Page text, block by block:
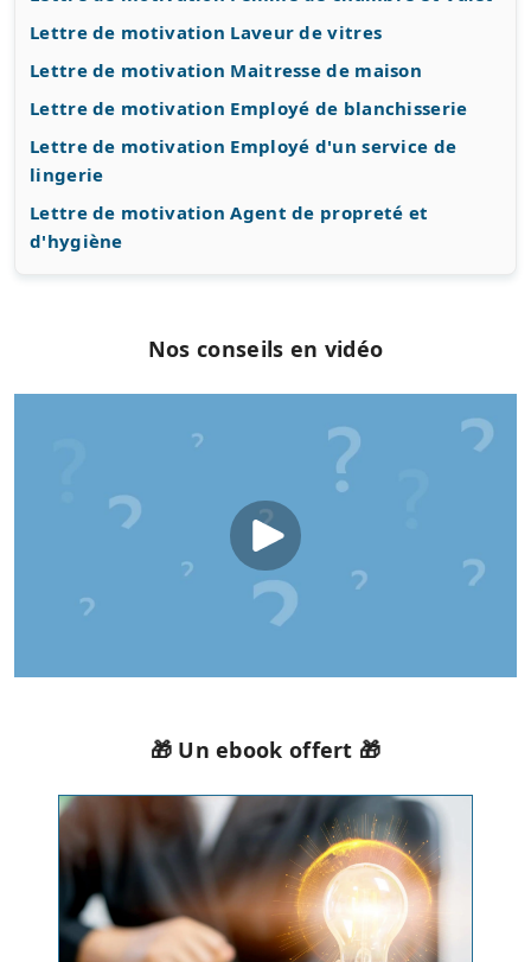
Lettre de motivation Laveur de vitres
Lettre de motivation Maitresse de maison
Lettre de motivation Employé de blanchisserie
Lettre de motivation Employé d'un service de
lingerie
Lettre de motivation Agent de propreté et
d'hygiène
Nos conseils en vidéo
🎁 Un ebook offert 🎁